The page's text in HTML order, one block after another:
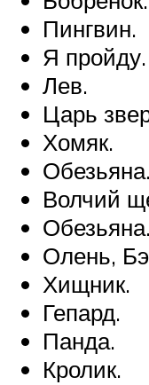
Пингвин.
Я пройду.
Лев.
Царь
Хомяк.
Обезьяна.
Волчий
Обезьяна.
Олень,
Хищник.
Гепард.
Панда.
Кролик.